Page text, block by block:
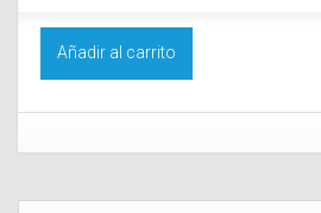
Añadir al carrito